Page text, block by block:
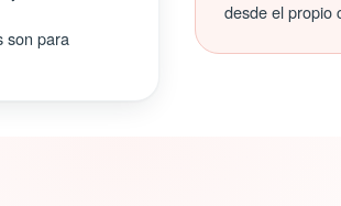
son para
desde el propio